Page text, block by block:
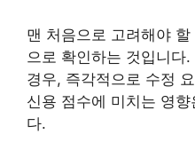
맨 처음으로 고려해야
으로 확인하는 것입니다
경우, 즉각적으로 수정
신용 점수에 미치는 영
다.